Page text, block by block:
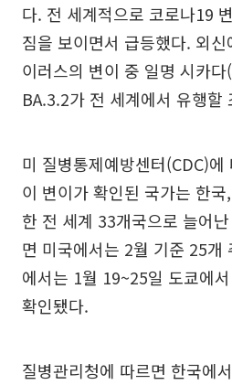
다. 전 세계적으로 코로나19
짐을 보이면서 급등했다. 외
이러스의 변이 중 일명 시카
BA.3.2가 전 세계에서 유행할
미 질병통제예방센터(CDC)
이 변이가 확인된 국가는 한
한 전 세계 33개국으로 늘어
면 미국에서는 2월 기준 25개
에서는 1월 19~25일 도쿄에
확인됐다.
질병관리청에 따르면 한국에